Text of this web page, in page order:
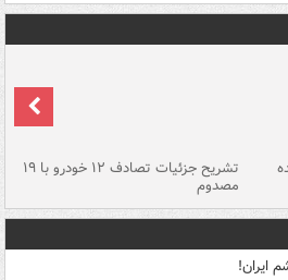
تشریح جزئیات تصادف ۱۲ خودرو با ۱۹
مصدوم
ایران!